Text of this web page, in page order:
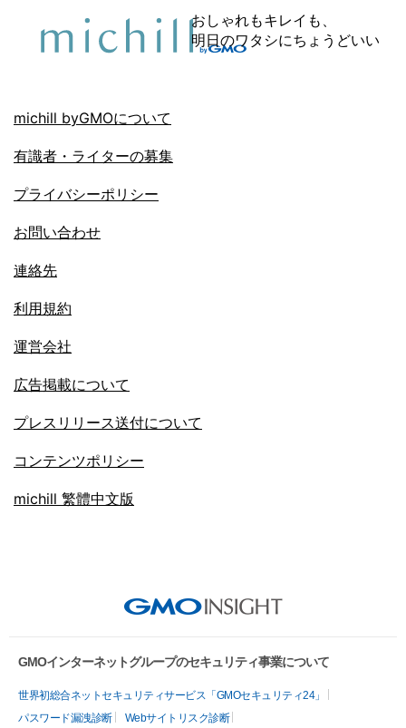
おしゃれもキレイも、
明日のワタシにちょうどいい
michill byGMOについて
有識者・ライターの募集
プライバシーポリシー
お問い合わせ
連絡先
利用規約
運営会社
広告掲載について
プレスリリース送付について
コンテンツポリシー
michill 繁體中文版
GMOインターネットグループのセキュリティ事業について
世界初総合ネットセキュリティサービス「GMOセキュリティ24」
パスワード漏洩診断
Webサイトリスク診断